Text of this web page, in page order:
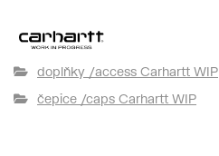
doplňky /access Carhartt WIP
čepice /caps Carhartt WIP